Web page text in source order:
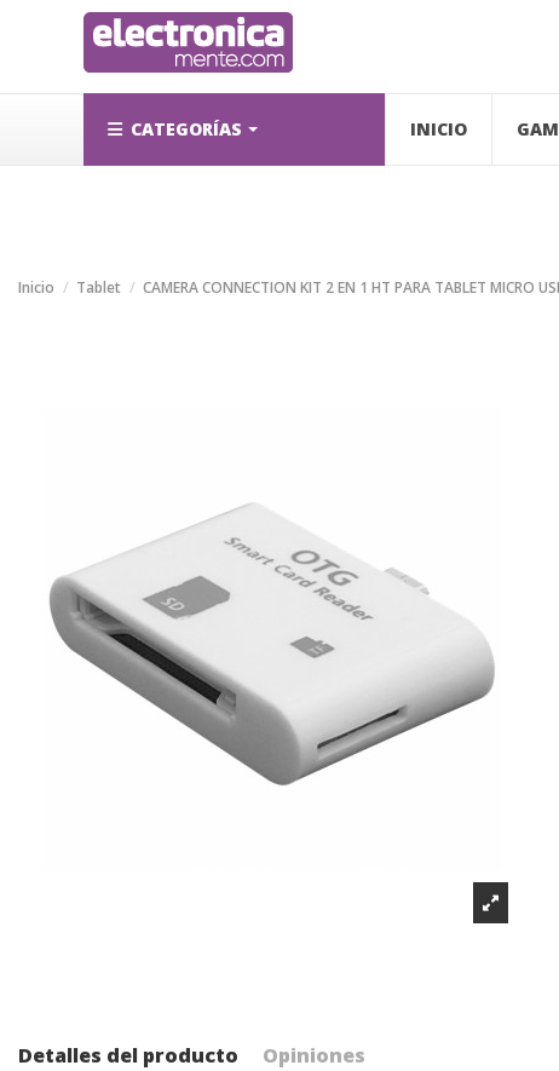
CATEGORÍAS INICIO
Inicio Tablet CAMERA CONNECTION KIT 2 EN 1 HT PARA TABLET MICRO
Detalles del producto Opiniones